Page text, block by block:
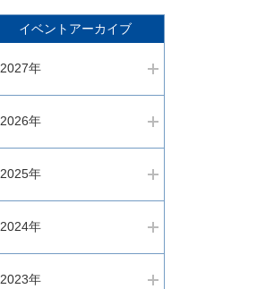
イベントアーカイブ
2027年
2026年
2025年
2024年
2023年